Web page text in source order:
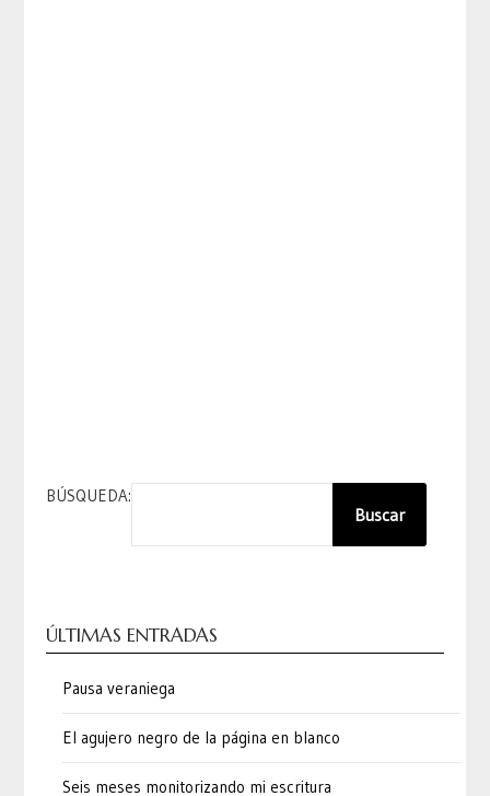
BÚSQUEDA:
Buscar
ÚLTIMAS ENTRADAS
Pausa veraniega
El agujero negro de la página en blanco
Seis meses monitorizando mi escritura